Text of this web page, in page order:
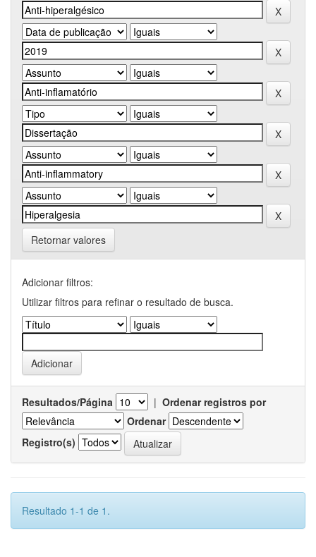
Retornar valores
Adicionar filtros:
Utilizar filtros para refinar o resultado de busca.
Resultados/Página | Ordenar registros por
Ordenar
Registro(s)
Resultado 1-1 de 1.